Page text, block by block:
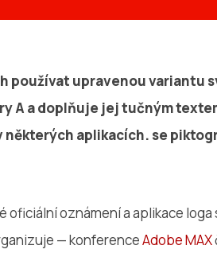
používat upravenou variantu
A a doplňuje jej tučným
aplikacích. se
oznámení a aplikace loga
— konferenceAdobe MAX